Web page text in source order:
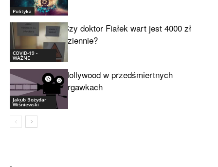
Polityka
COVID-19 -
WAŻNE
Czy doktor Fiałek wart jest 4000 zł
dziennie?
Jakub Bożydar
Wiśniewski
Hollywood w przedśmiertnych
drgawkach